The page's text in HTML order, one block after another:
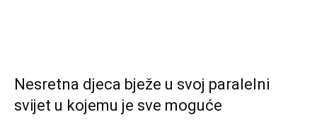
Nesretna djeca bježe u svoj paralelni
svijet u kojemu je sve moguće